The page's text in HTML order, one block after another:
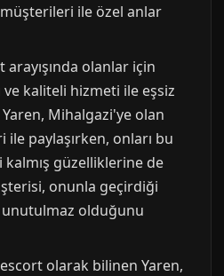
ile özel anlar
olanlar için
kaliteli hizmeti ile eşsiz
Mihalgazi'ye olan
paylaşırken, onları bu
güzelliklerine de
onunla geçirdiği
olduğunu
olarak bilinen Yaren,